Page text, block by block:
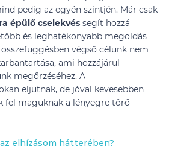
pedig az egyén szintjén. Már csak
épülő cselekvés segít hozzá
és leghatékonyabb megoldás
végső célunk nem
ami hozzájárul
megőrzéséhez. A
eljutnak, de jóval kevesebben
fel maguknak a lényegre törő
elhízásom hátterében?